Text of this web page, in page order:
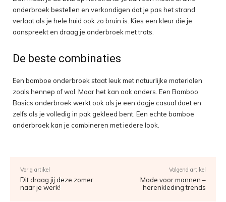
onderbroek bestellen en verkondigen dat je pas het strand
verlaat als je hele huid ook zo bruin is. Kies een kleur die je
aanspreekt en draag je onderbroek met trots.
De beste combinaties
Een bamboe onderbroek staat leuk met natuurlijke materialen
zoals hennep of wol. Maar het kan ook anders. Een Bamboo
Basics onderbroek werkt ook als je een dagje casual doet en
zelfs als je volledig in pak gekleed bent. Een echte bamboe
onderbroek kan je combineren met iedere look.
Vorig artikel
Dit draag jij deze zomer
naar je werk!
Volgend artikel
Mode voor mannen –
herenkleding trends